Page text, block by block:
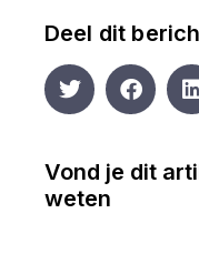
Deel dit
Vond je dit
weten